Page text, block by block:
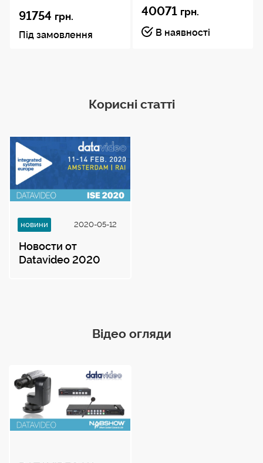
91754 грн.
Під замовлення
40071 грн.
В наявності
Корисні статті
новини 2020-05-12
Новости от
Datavideo 2020
Відео огляди